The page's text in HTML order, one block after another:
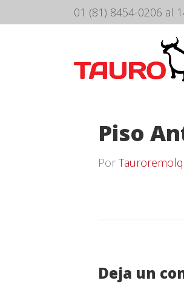
01 (81) 8454-0206 al
Piso
Por
Deja un